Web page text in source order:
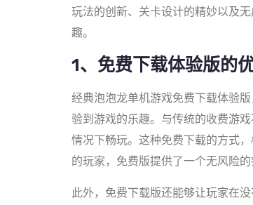
玩法的创新、关卡设计的精妙以及
趣。
1、免费下载体验版的
经典泡泡龙单机游戏免费下载体验
验到游戏的乐趣。与传统的收费游
情况下畅玩。这种免费下载的方式
的玩家，免费版提供了一个无风险的
此外，免费下载版还能够让玩家在